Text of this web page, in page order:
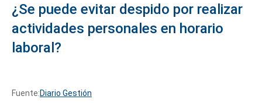
¿Se puede evitar despido por realizar
actividades personales en horario
laboral?
Fuente:Diario Gestión